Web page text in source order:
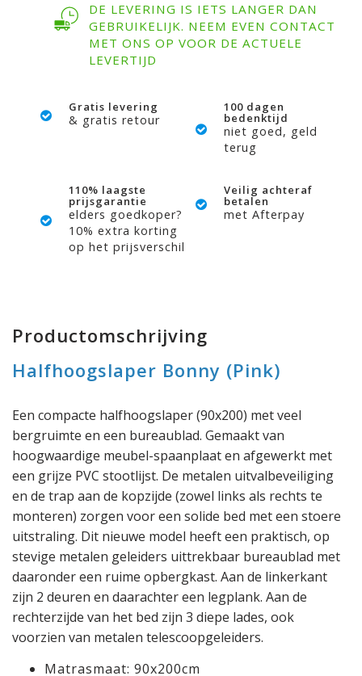
DE LEVERING IS IETS LANGER DAN
GEBRUIKELIJK. NEEM EVEN CONTACT
MET ONS OP VOOR DE ACTUELE
LEVERTIJD
Gratis levering
& gratis retour
100 dagen
bedenktijd
niet goed, geld
terug
110% laagste
prijsgarantie
elders goedkoper?
10% extra korting
op het prijsverschil
Veilig achteraf
betalen
met Afterpay
Productomschrijving
Halfhoogslaper Bonny (Pink)
Een compacte halfhoogslaper (90x200) met veel
bergruimte en een bureaublad. Gemaakt van
hoogwaardige meubel-spaanplaat en afgewerkt met
een grijze PVC stootlijst. De metalen uitvalbeveiliging
en de trap aan de kopzijde (zowel links als rechts te
monteren) zorgen voor een solide bed met een stoere
uitstraling. Dit nieuwe model heeft een praktisch, op
stevige metalen geleiders uittrekbaar bureaublad met
daaronder een ruime opbergkast. Aan de linkerkant
zijn 2 deuren en daarachter een legplank. Aan de
rechterzijde van het bed zijn 3 diepe lades, ook
voorzien van metalen telescoopgeleiders.
Matrasmaat: 90x200cm